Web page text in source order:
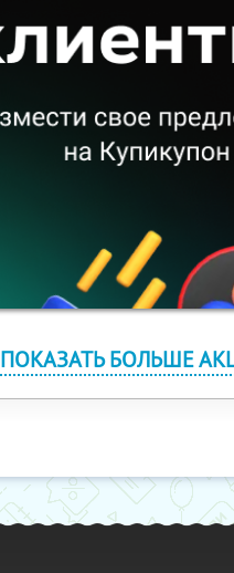
ПОКАЗАТЬ БОЛЬШЕ